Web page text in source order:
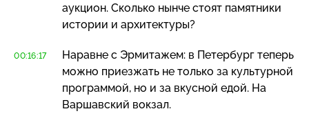
аукцион. Сколько нынче стоят памятники
истории и архитектуры?
00:16:17
Наравне с Эрмитажем: в Петербург теперь
можно приезжать не только за культурной
программой, но и за вкусной едой. На
Варшавский вокзал.